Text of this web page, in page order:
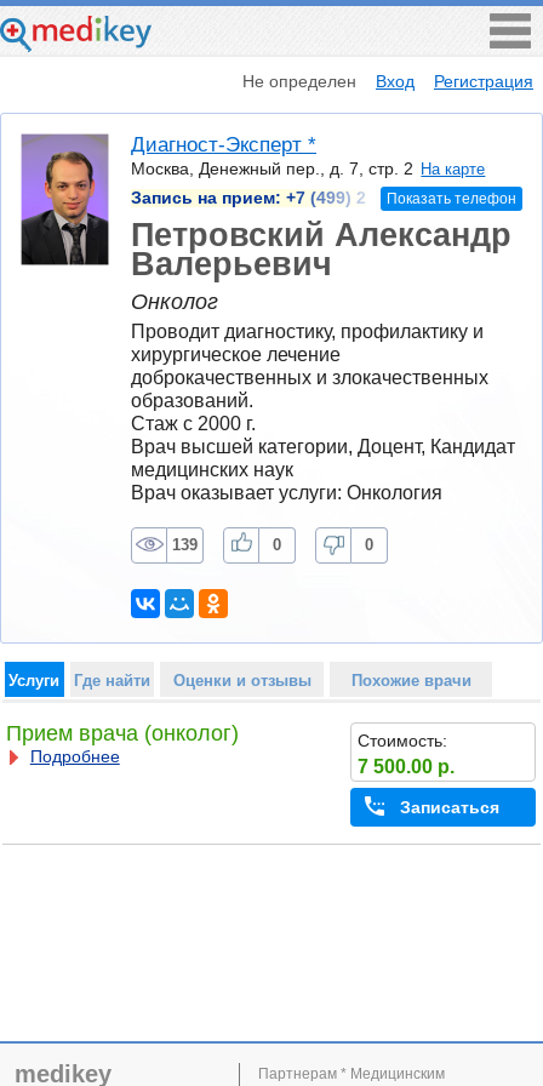
Не определен Вход Регистрация
Диагност-Эксперт *
Москва, Денежный пер., д. 7, стр. 2 На карте
Запись на прием: +7 (499) 2 Показать телефон
Петровский Александр
Валерьевич
Онколог
Проводит диагностику, профилактику и
хирургическое лечение
доброкачественных и злокачественных
образований.
Стаж с 2000 г.
Врач высшей категории, Доцент, Кандидат
медицинских наук
Врач оказывает услуги: Онкология
139 0 0
Услуги Где найти Оценки и отзывы Похожие врачи
Прием врача (онколог)
Подробнее
Стоимость:
7 500.00 р.
Записаться
medikey
Партнерам * Медицинским